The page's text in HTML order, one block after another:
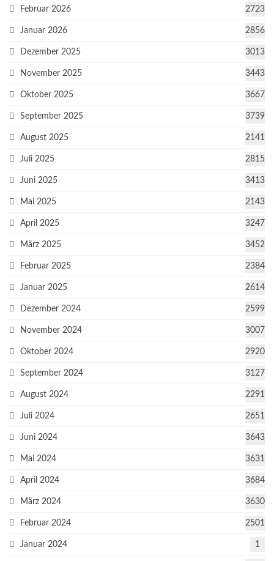
Februar 2026 2723
Januar 2026 2856
Dezember 2025 3013
November 2025 3443
Oktober 2025 3667
September 2025 3739
August 2025 2141
Juli 2025 2815
Juni 2025 3413
Mai 2025 2143
April 2025 3247
März 2025 3452
Februar 2025 2384
Januar 2025 2614
Dezember 2024 2599
November 2024 3007
Oktober 2024 2920
September 2024 3127
August 2024 2291
Juli 2024 2651
Juni 2024 3643
Mai 2024 3631
April 2024 3684
März 2024 3630
Februar 2024 2501
Januar 2024 1